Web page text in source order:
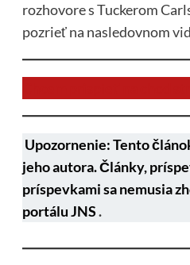
rozhovore s Tuckerom
pozrieť na nasledovnom
Upozornenie: Tento
jeho autora. Články,
príspevkami sa nemusia
portálu JNS.